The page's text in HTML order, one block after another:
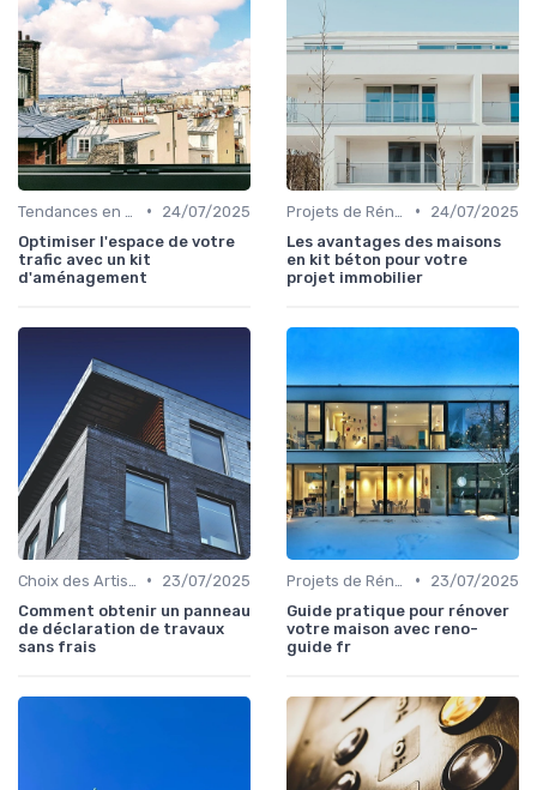
•
24/07/2025
Optimiser l'espace de votre
trafic avec un kit
d'aménagement
•
24/07/2025
Les avantages des maisons
en kit béton pour votre
projet immobilier
•
23/07/2025
Comment obtenir un panneau
de déclaration de travaux
sans frais
•
23/07/2025
Guide pratique pour rénover
votre maison avec reno-
guide fr